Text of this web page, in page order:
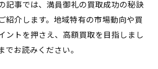
記事では、満員御礼の買取成功の秘訣
紹介します。地域特有の市場動向や買
ントを押さえ、高額買取を目指しまし
でお読みください。